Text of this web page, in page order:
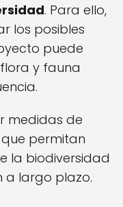
. Para ello,
los posibles
puede
y fauna
medidas de
permitan
la biodiversidad
a largo plazo.